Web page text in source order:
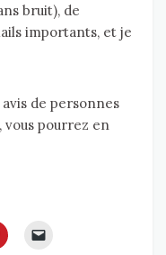
bruit), de
importants, et je
avis de personnes
vous pourrez en